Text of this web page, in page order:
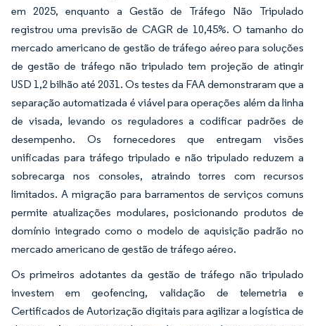
em 2025, enquanto a Gestão de Tráfego Não Tripulado
registrou uma previsão de CAGR de 10,45%. O tamanho do
mercado americano de gestão de tráfego aéreo para soluções
de gestão de tráfego não tripulado tem projeção de atingir
USD 1,2 bilhão até 2031. Os testes da FAA demonstraram que a
separação automatizada é viável para operações além da linha
de visada, levando os reguladores a codificar padrões de
desempenho. Os fornecedores que entregam visões
unificadas para tráfego tripulado e não tripulado reduzem a
sobrecarga nos consoles, atraindo torres com recursos
limitados. A migração para barramentos de serviços comuns
permite atualizações modulares, posicionando produtos de
domínio integrado como o modelo de aquisição padrão no
mercado americano de gestão de tráfego aéreo.
Os primeiros adotantes da gestão de tráfego não tripulado
investem em geofencing, validação de telemetria e
Certificados de Autorização digitais para agilizar a logística de